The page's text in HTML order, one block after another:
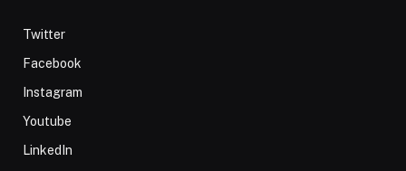
Twitter
Facebook
Instagram
Youtube
LinkedIn